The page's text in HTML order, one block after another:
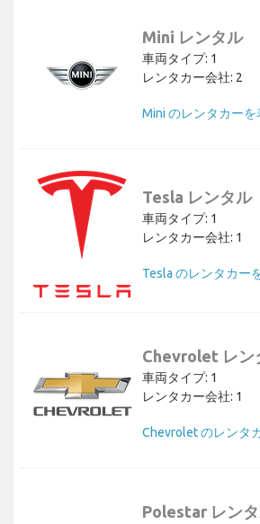
Mini レンタル
車両タイプ: 1
レンタカー会社: 2
Mini のレンタカーを
Tesla レンタル
車両タイプ: 1
レンタカー会社: 1
Tesla のレンタカー
Chevrolet レン
車両タイプ: 1
レンタカー会社: 1
Chevrolet のレンタ
Polestar レン